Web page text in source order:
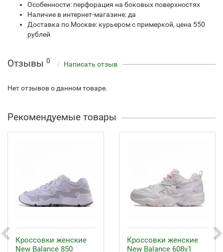
Особенности: перфорация на боковых поверхностях
Наличие в интернет-магазине: да
Доставка по Москве: курьером с примеркой, цена 550
рублей
Отзывы 0 Написать отзыв
Нет отзывов о данном товаре.
Рекомендуемые товары
Кроссовки женские
New Balance 850
Кроссовки женские
New Balance 608v1